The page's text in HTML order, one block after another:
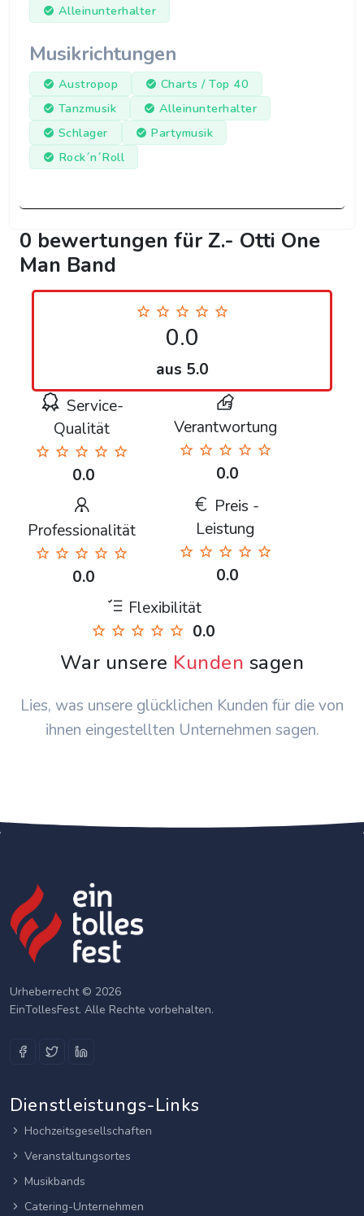
Alleinunterhalter
Musikrichtungen
Austropop
Charts / Top 40
Tanzmusik
Alleinunterhalter
Schlager
Partymusik
Rock´n´Roll
0 bewertungen für Z.- Otti One
Man Band
0.0
aus 5.0
Service-
Qualität
0.0
Verantwortung
0.0
Professionalität
0.0
Preis -
Leistung
0.0
Flexibilität
0.0
War unsere Kunden sagen
Lies, was unsere glücklichen Kunden für die von
ihnen eingestellten Unternehmen sagen.
Urheberrecht © 2026
EinTollesFest. Alle Rechte vorbehalten.
Dienstleistungs-Links
Hochzeitsgesellschaften
Veranstaltungsortes
Musikbands
Catering-Unternehmen